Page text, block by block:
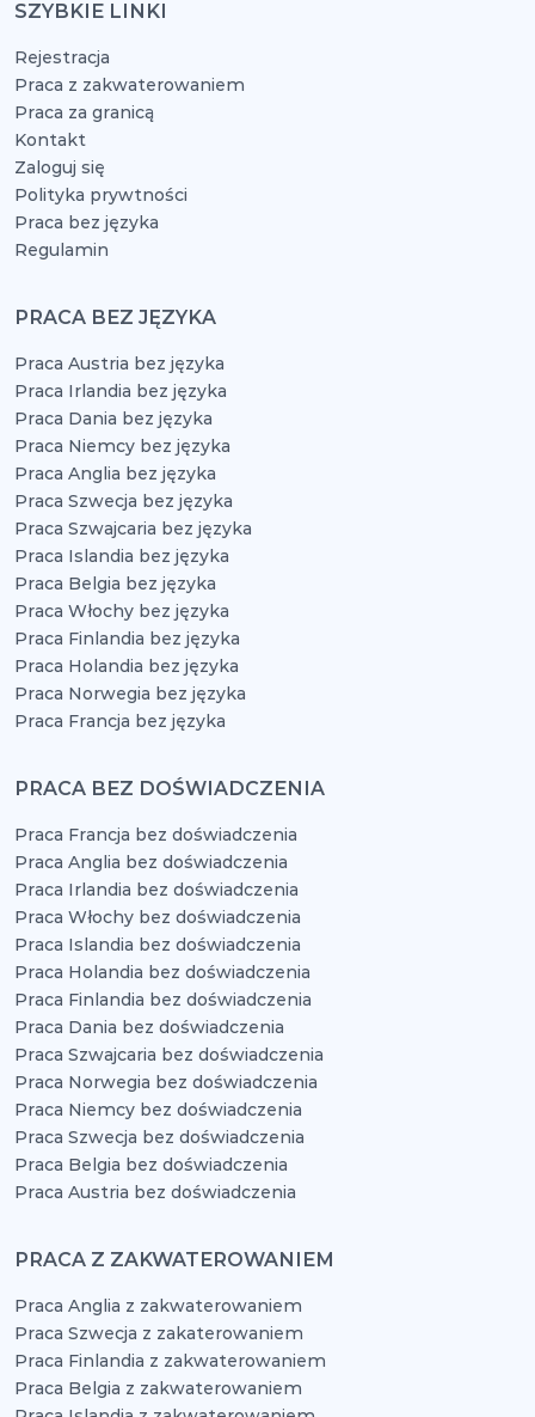
SZYBKIE LINKI
Rejestracja
Praca z zakwaterowaniem
Praca za granicą
Kontakt
Zaloguj się
Polityka prywtności
Praca bez języka
Regulamin
PRACA BEZ JĘZYKA
Praca Austria bez języka
Praca Irlandia bez języka
Praca Dania bez języka
Praca Niemcy bez języka
Praca Anglia bez języka
Praca Szwecja bez języka
Praca Szwajcaria bez języka
Praca Islandia bez języka
Praca Belgia bez języka
Praca Włochy bez języka
Praca Finlandia bez języka
Praca Holandia bez języka
Praca Norwegia bez języka
Praca Francja bez języka
PRACA BEZ DOŚWIADCZENIA
Praca Francja bez doświadczenia
Praca Anglia bez doświadczenia
Praca Irlandia bez doświadczenia
Praca Włochy bez doświadczenia
Praca Islandia bez doświadczenia
Praca Holandia bez doświadczenia
Praca Finlandia bez doświadczenia
Praca Dania bez doświadczenia
Praca Szwajcaria bez doświadczenia
Praca Norwegia bez doświadczenia
Praca Niemcy bez doświadczenia
Praca Szwecja bez doświadczenia
Praca Belgia bez doświadczenia
Praca Austria bez doświadczenia
PRACA Z ZAKWATEROWANIEM
Praca Anglia z zakwaterowaniem
Praca Szwecja z zakaterowaniem
Praca Finlandia z zakwaterowaniem
Praca Belgia z zakwaterowaniem